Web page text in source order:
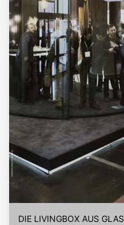
DIE LIVINGBOX AUS GLAS